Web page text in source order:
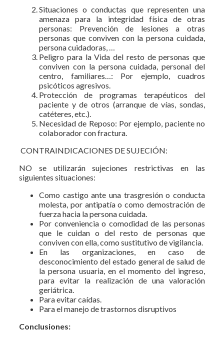
Situaciones o conductas que representen una
amenaza para la integridad física de otras
personas: Prevención de lesiones a otras
personas que conviven con la persona cuidada,
persona cuidadoras, …
Peligro para la Vida del resto de personas que
conviven con la persona cuidada, personal del
centro, familiares…: Por ejemplo, cuadros
psicóticos agresivos.
Protección de programas terapéuticos del
paciente y de otros (arranque de vías, sondas,
catéteres, etc.).
Necesidad de Reposo: Por ejemplo, paciente no
colaborador con fractura.
CONTRAINDICACIONES DE SUJECIÓN:
NO se utilizarán sujeciones restrictivas en las
siguientes situaciones:
Como castigo ante una trasgresión o conducta
molesta, por antipatía o como demostración de
fuerza hacia la persona cuidada.
Por conveniencia o comodidad de las personas
que le cuidan o del resto de personas que
conviven con ella, como sustitutivo de vigilancia.
En las organizaciones, en caso de
desconocimiento del estado general de salud de
la persona usuaria, en el momento del ingreso,
para evitar la realización de una valoración
geriátrica.
Para evitar caídas.
Para el manejo de trastornos disruptivos
Conclusiones: